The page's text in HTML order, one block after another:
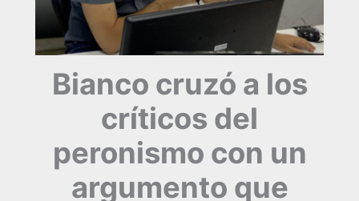
Bianco cruzó a los
críticos del
peronismo con un
argumento que